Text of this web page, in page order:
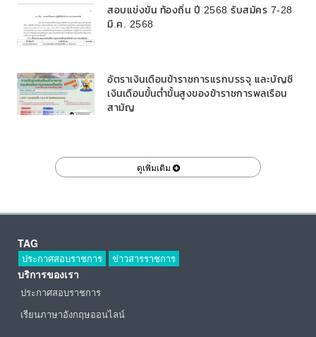
สอบแข่งขัน ท้องถิ่น ปี 2568 รับสมัคร 7-28
มี.ค. 2568
อัตราเงินเดือนข้าราชการแรกบรรจุ และบัญชี
เงินเดือนขั้นต่ำขั้นสูงของข้าราชการพลเรือน
สามัญ
ดูเพิ่มเติม
TAG
ประกาศสอบราชการ ข่าวสารราชการ
บริการของเรา
ประกาศสอบราชการ
เรียนภาษาอังกฤษออนไลน์